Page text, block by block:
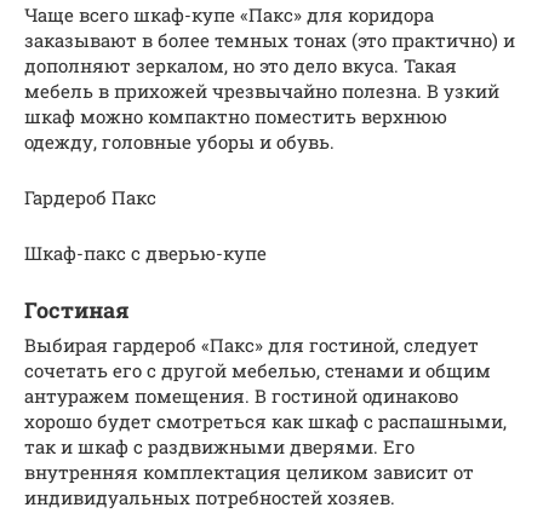
Чаще всего шкаф-купе «Пакс» для коридора
заказывают в более темных тонах (это практично) и
дополняют зеркалом, но это дело вкуса. Такая
мебель в прихожей чрезвычайно полезна. В узкий
шкаф можно компактно поместить верхнюю
одежду, головные уборы и обувь.
Гардероб Пакс
Шкаф-пакс с дверью-купе
Гостиная
Выбирая гардероб «Пакс» для гостиной, следует
сочетать его с другой мебелью, стенами и общим
антуражем помещения. В гостиной одинаково
хорошо будет смотреться как шкаф с распашными,
так и шкаф с раздвижными дверями. Его
внутренняя комплектация целиком зависит от
индивидуальных потребностей хозяев.